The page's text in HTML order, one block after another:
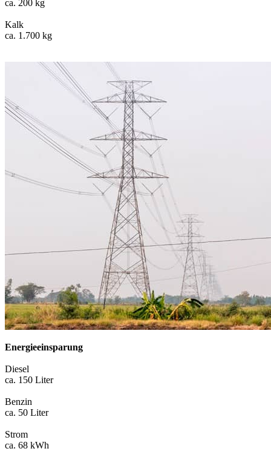
ca. 200 kg
Kalk
ca. 1.700 kg
Energieeinsparung
Diesel
ca. 150 Liter
Benzin
ca. 50 Liter
Strom
ca. 68 kWh